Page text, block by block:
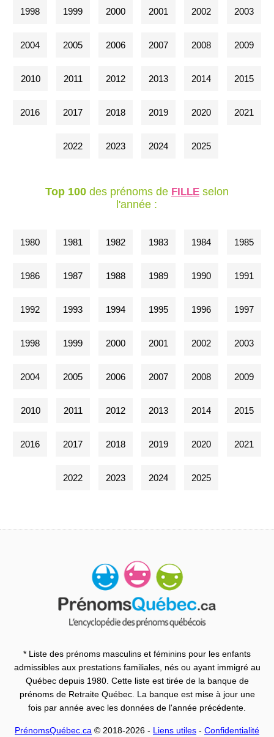
1998 1999 2000 2001 2002 2003
2004 2005 2006 2007 2008 2009
2010 2011 2012 2013 2014 2015
2016 2017 2018 2019 2020 2021
2022 2023 2024 2025
Top 100des prénoms de FILLEselon
l'année :
1980 1981 1982 1983 1984 1985
1986 1987 1988 1989 1990 1991
1992 1993 1994 1995 1996 1997
1998 1999 2000 2001 2002 2003
2004 2005 2006 2007 2008 2009
2010 2011 2012 2013 2014 2015
2016 2017 2018 2019 2020 2021
2022 2023 2024 2025
* Liste des prénoms masculins et féminins pour les enfants
admissibles aux prestations familiales, nés ou ayant immigré au
Québec depuis 1980. Cette liste est tirée de la banque de
prénoms de Retraite Québec. La banque est mise à jour une
fois par année avec les données de l'année précédente.
PrénomsQuébec.ca © 2018-2026 - Liens utiles - Confidentialité